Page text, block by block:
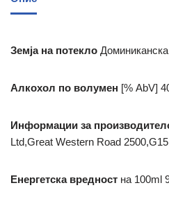
Земја на потекло
Алкохол по волумен [% AbV]
Информации за
Ltd,Great Western Road
Енергетска вредност на 100ml